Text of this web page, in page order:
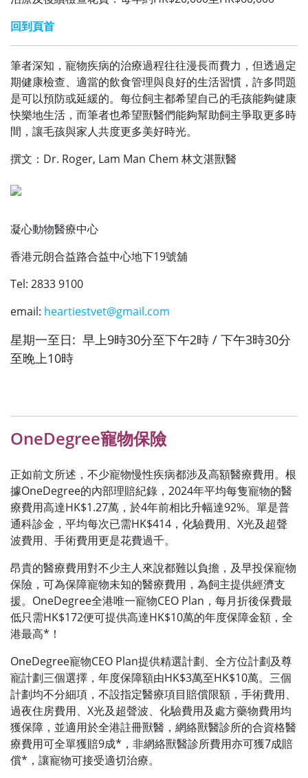
回到頁首
筆者深知，寵物疾病的治療過程往往漫長而費力，但透過定
期健康檢查、適當的飲食管理與良好的生活習慣，許多問題
是可以預防或延緩的。每位飼主都希望自己的毛孩能夠健康
快樂地生活，而筆者也希望獸醫們能夠幫助飼主爭取更多時
間，讓毛孩與家人共度更多美好時光。
撰文：Dr. Roger, Lam Man Chem 林文湛獸醫
凝心動物醫療中心
香港元朗合益路合益中心地下19號舖
Tel: 2833 9100
email: heartiestvet@gmail.com
星期一至日: 早上9時30分至下午2時 / 下午3時30分
至晚上10時
OneDegree寵物保險
正如前文所述，不少寵物慢性疾病都涉及高額醫療費用。根
據OneDegree的內部理賠紀錄，2024年平均每隻寵物的醫
療費用高達HK$1.27萬，於4年前相比升幅達92%。單是普
通科診金，平均每次已需HK$414，化驗費用、X光及超聲
波費用、手術費用更是花費過千。
昂貴的醫療費用對不少主人來說都難以負擔，及早投保寵物
保險，可為保障寵物未知的醫療費用，為飼主提供經濟支
援。OneDegree全港唯一寵物CEO Plan，每月折後保費最
低只需HK$172便可提供高達HK$10萬的年度保障金額，全
港最高*！
OneDegree寵物CEO Plan提供精選計劃、全方位計劃及尊
寵計劃三個選擇，年度保障額由HK$3萬至HK$10萬。三個
計劃均不分細項，不設指定醫療項目賠償限額，手術費用、
過夜住房費用、X光及超聲波、化驗費用及處方藥物費用均
獲保障，並適用於全港註冊獸醫，網絡獸醫診所的合資格醫
療費用可全單獲賠9成*，非網絡獸醫診所費用亦可獲7成賠
償*，讓寵物可接受適切治療。